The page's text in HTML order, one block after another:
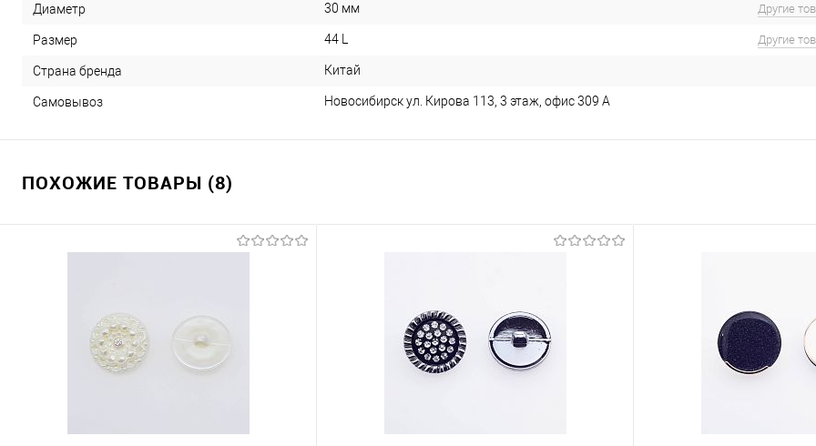
Диаметр 30 мм Другие
Размер 44 L Другие
Страна бренда Китай
Самовывоз Новосибирск ул. Кирова 113, 3 этаж, офис 309 А
ПОХОЖИЕ ТОВАРЫ (8)